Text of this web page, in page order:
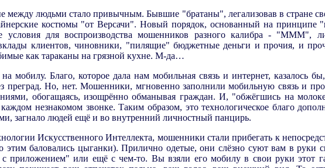
между людьми стало привычным. Бывшие "братаны", легализовав в стране
костюмы "от Версачи". Новый порядок, основанный на принципе
условия для воспроизводства мошенников разного калибра - "МММ",
клиентов, чиновники, "пилящие" бюджетные деньги и прочия, и
как тараканы на грязной кухне. М-да…
мобилу. Благо, которое дала нам мобильная связь и интернет, казалось
преград. Но, нет. Мошенники, мгновенно заполнили мобильную связь и
обогащаясь, изощрённо обманывая граждан. И, "обжёгшись на
незнакомом звонке. Таким образом, это технологическое благо
загнало людей ещё и во внутренний личностный панцирь.
Искусственного Интеллекта, мошенники стали прибегать к
этим баловались цыганки). Прилично одетые, они слёзно суют вам в руки
с приложением" или ещё с чем-то. Вы взяли его мобилу в свои руки этот